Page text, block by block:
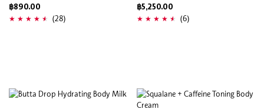
฿890.00
(28)
฿5,250.00
(6)